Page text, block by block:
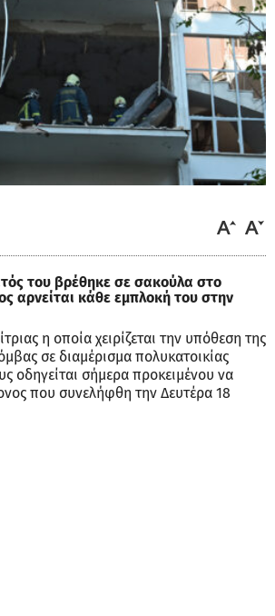
του βρέθηκε σε σακούλα στο
αρνείται κάθε εμπλοκή του στην
η οποία χειρίζεται την υπόθεση της
σε διαμέρισμα πολυκατοικίας
οδηγείται σήμερα προκειμένου να
που συνελήφθη την Δευτέρα 18